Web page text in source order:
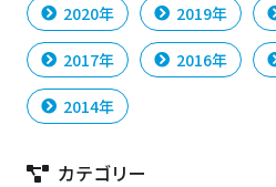
2020年 2019年
2017年 2016年
2014年
カテゴリー